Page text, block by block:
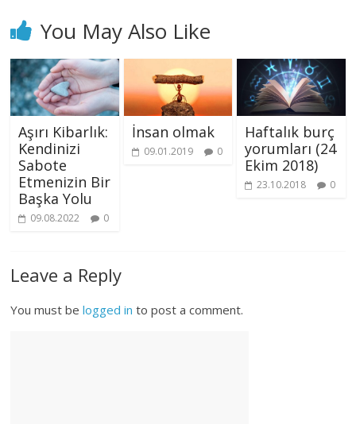
You May Also Like
Aşırı Kibarlık:
Kendinizi
Sabote
Etmenizin Bir
Başka Yolu
09.08.2022 0
İnsan olmak
09.01.2019 0
Haftalık burç
yorumları (24
Ekim 2018)
23.10.2018 0
Leave a Reply
You must belogged in to post a comment.